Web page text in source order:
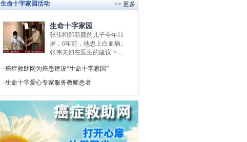
生命十字家园活动 >> 更多
生命十字家园
张伟和郑新颖的儿子今年11
岁，6年前，他患上白血病。
张伟夫妇在医生的建议下...
癌症救助网为癌患建设“生命十字家园”
生命十字爱心专家服务教师患者